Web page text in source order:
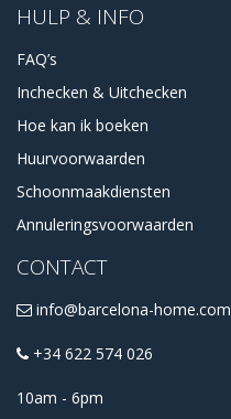
HULP & INFO
FAQ’s
Inchecken & Uitchecken
Hoe kan ik boeken
Huurvoorwaarden
Schoonmaakdiensten
Annuleringsvoorwaarden
CONTACT
info@barcelona-home.com
+34 622 574 026
10am - 6pm